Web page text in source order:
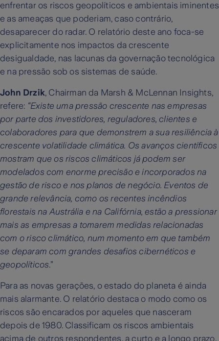
enfrentar os riscos geopolíticos e ambientais iminentes
e as ameaças que poderiam, caso contrário,
desaparecer do radar. O relatório deste ano foca-se
explicitamente nos impactos da crescente
desigualdade, nas lacunas da governação tecnológica
e na pressão sob os sistemas de saúde.
John Drzik, Chairman da Marsh & McLennan Insights,
refere: “Existe uma pressão crescente nas empresas
por parte dos investidores, reguladores, clientes e
colaboradores para que demonstrem a sua resiliência à
crescente volatilidade climática. Os avanços científicos
mostram que os riscos climáticos já podem ser
modelados com enorme precisão e incorporados na
gestão de risco e nos planos de negócio. Eventos de
grande relevância, como os recentes incêndios
florestais na Austrália e na Califórnia, estão a pressionar
mais as empresas a tomarem medidas relacionadas
com o risco climático, num momento em que também
se deparam com grandes desafios cibernéticos e
geopolíticos.”
Para as novas gerações, o estado do planeta é ainda
mais alarmante. O relatório destaca o modo como os
riscos são encarados por aqueles que nasceram
depois de 1980. Classificam os riscos ambientais
acima de outros respondentes, a curto e a longo prazo.